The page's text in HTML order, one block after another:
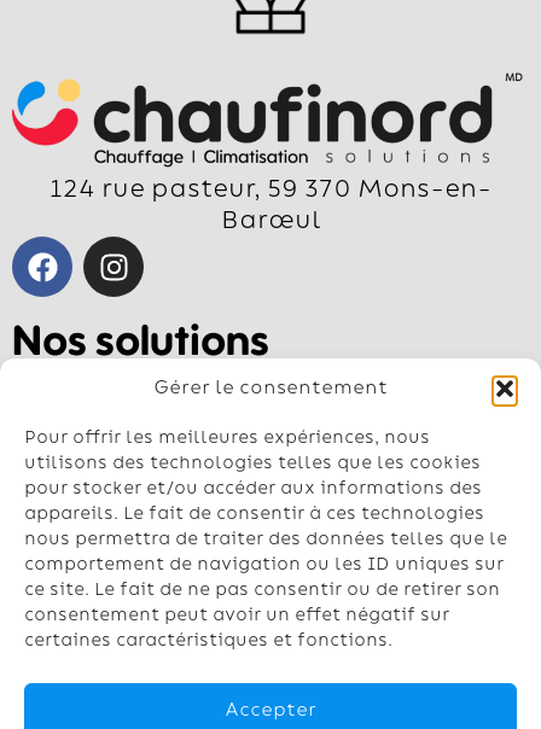
Gérer le consentement
Pour offrir les meilleures expériences, nous
utilisons des technologies telles que les cookies
pour stocker et/ou accéder aux informations des
appareils. Le fait de consentir à ces technologies
nous permettra de traiter des données telles que le
comportement de navigation ou les ID uniques sur
ce site. Le fait de ne pas consentir ou de retirer son
consentement peut avoir un effet négatif sur
certaines caractéristiques et fonctions.
Accepter
124 rue pasteur, 59 370 Mons-en-
Barœul
Nos solutions
Pompe à chaleur air-air
Géothermie
Chauffe-eau
Climatisation
Contactez-nous
Nos conseillers vous répondent du lundi
au vendredi de 8h à 18h
03.74.47.24.69
contact@chaufinord.fr